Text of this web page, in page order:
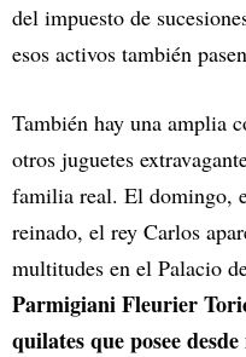
del impuesto de
esos activos también
También hay una amplia
otros juguetes
familia real. El domingo,
reinado, el rey Carlos
multitudes en el Palacio
Parmigiani Fleurier
quilates que posee